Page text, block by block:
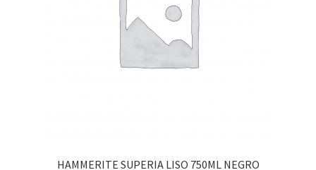
HAMMERITE SUPERIA LISO 750ML NEGRO